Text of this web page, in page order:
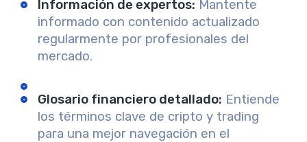
Información de expertos: Mantente
informado con contenido actualizado
regularmente por profesionales del
mercado.
Glosario financiero detallado: Entiende
los términos clave de cripto y trading
para una mejor navegación en el